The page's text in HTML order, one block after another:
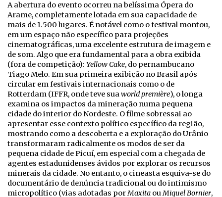
A abertura do evento ocorreu na belíssima Ópera do
Arame, completamente lotada em sua capacidade de
mais de 1.500 lugares. É notável como o festival montou,
em um espaço não específico para projeções
cinematográficas, uma excelente estrutura de imagem e
de som. Algo que era fundamental para a obra exibida
(fora de competição): Yellow Cake, do pernambucano
Tiago Melo. Em sua primeira exibição no Brasil após
circular em festivais internacionais como o de
Rotterdam (IFFR, onde teve suaworld première), o longa
examina os impactos da mineração numa pequena
cidade do interior do Nordeste. O filme sobressai ao
apresentar esse contexto político específico da região,
mostrando como a descoberta e a exploração do Urânio
transformaram radicalmente os modos de ser da
pequena cidade de Picuí, em especial com a chegada de
agentes estadunidenses ávidos por explorar os recursos
minerais da cidade. No entanto, o cineasta esquiva-se do
documentário de denúncia tradicional ou do intimismo
micropolítico (vias adotadas porMaxita ouMiguel Bornier,